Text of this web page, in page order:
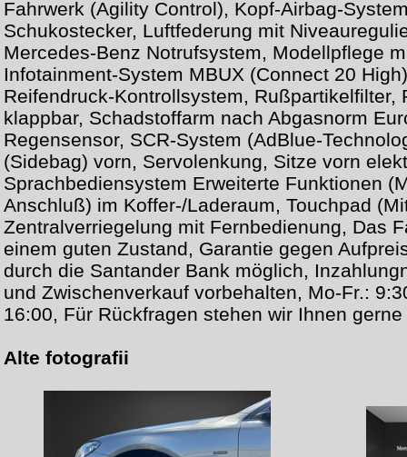
Fahrwerk (Agility Control), Kopf-Airbag-
Schukostecker, Luftfederung mit
Mercedes-Benz Notrufsystem, Modellpflege
Infotainment-System MBUX (Connect 20
Reifendruck-Kontrollsystem, Rußpartikelfilter,
klappbar, Schadstoffarm nach Abgasnorm
Regensensor, SCR-System (AdBlue-
(Sidebag) vorn, Servolenkung, Sitze vorn
Sprachbediensystem Erweiterte Funktionen
Anschluß) im Koffer-/Laderaum, Touchpad
Zentralverriegelung mit Fernbedienung, Das
einem guten Zustand, Garantie gegen
durch die Santander Bank möglich,
und Zwischenverkauf vorbehalten, Mo-Fr.:
16:00, Für Rückfragen stehen wir Ihnen
Alte fotografii